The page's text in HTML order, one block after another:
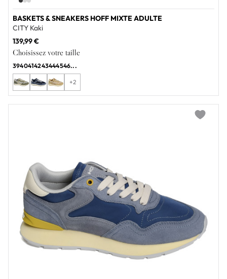
BASKETS & SNEAKERS HOFF MIXTE ADULTE
CITY Kaki
139,99 €
Choisissez votre taille
3940414243444546...
+2